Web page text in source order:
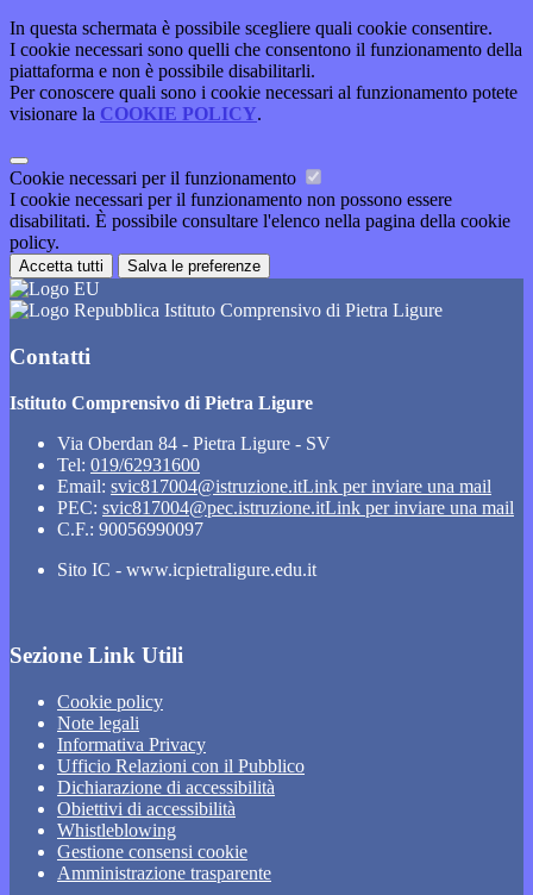
In questa schermata è possibile scegliere quali cookie consentire.
I cookie necessari sono quelli che consentono il funzionamento della
piattaforma e non è possibile disabilitarli.
Per conoscere quali sono i cookie necessari al funzionamento potete
visionare la COOKIE POLICY.
Cookie necessari per il funzionamento
I cookie necessari per il funzionamento non possono essere
disabilitati. È possibile consultare l'elenco nella pagina della cookie
policy.
Accetta tutti Salva le preferenze
Istituto Comprensivo di Pietra Ligure
Contatti
Istituto Comprensivo di Pietra Ligure
Via Oberdan 84 - Pietra Ligure - SV
Tel: 019/62931600
Email: svic817004@istruzione.itLink per inviare una mail
PEC: svic817004@pec.istruzione.itLink per inviare una mail
C.F.: 90056990097
Sito IC - www.icpietraligure.edu.it
Sezione Link Utili
Cookie policy
Note legali
Informativa Privacy
Ufficio Relazioni con il Pubblico
Dichiarazione di accessibilità
Obiettivi di accessibilità
Whistleblowing
Gestione consensi cookie
Amministrazione trasparente